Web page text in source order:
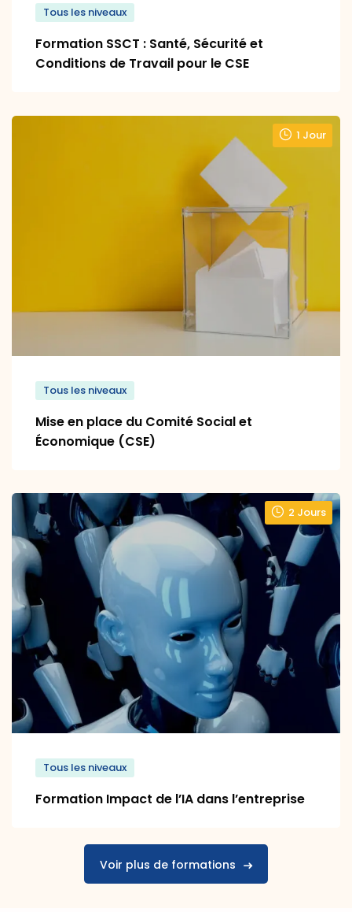
Tous les niveaux
Formation SSCT : Santé, Sécurité et
Conditions de Travail pour le CSE
1 Jour
Tous les niveaux
Mise en place du Comité Social et
Économique (CSE)
2 Jours
Tous les niveaux
Formation Impact de l’IA dans l’entreprise
Voir plus de formations